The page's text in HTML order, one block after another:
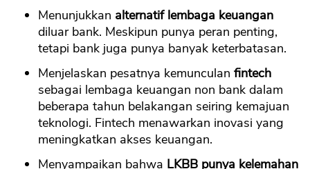
Menunjukkan alternatif lembaga keuangan
diluar bank. Meskipun punya peran penting,
tetapi bank juga punya banyak keterbatasan.
Menjelaskan pesatnya kemunculan fintech
sebagai lembaga keuangan non bank dalam
beberapa tahun belakangan seiring kemajuan
teknologi. Fintech menawarkan inovasi yang
meningkatkan akses keuangan.
Menyampaikan bahwa LKBB punya kelemahan